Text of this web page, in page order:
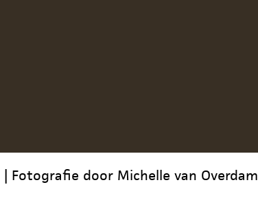
| Fotografie door Michelle van Overdam